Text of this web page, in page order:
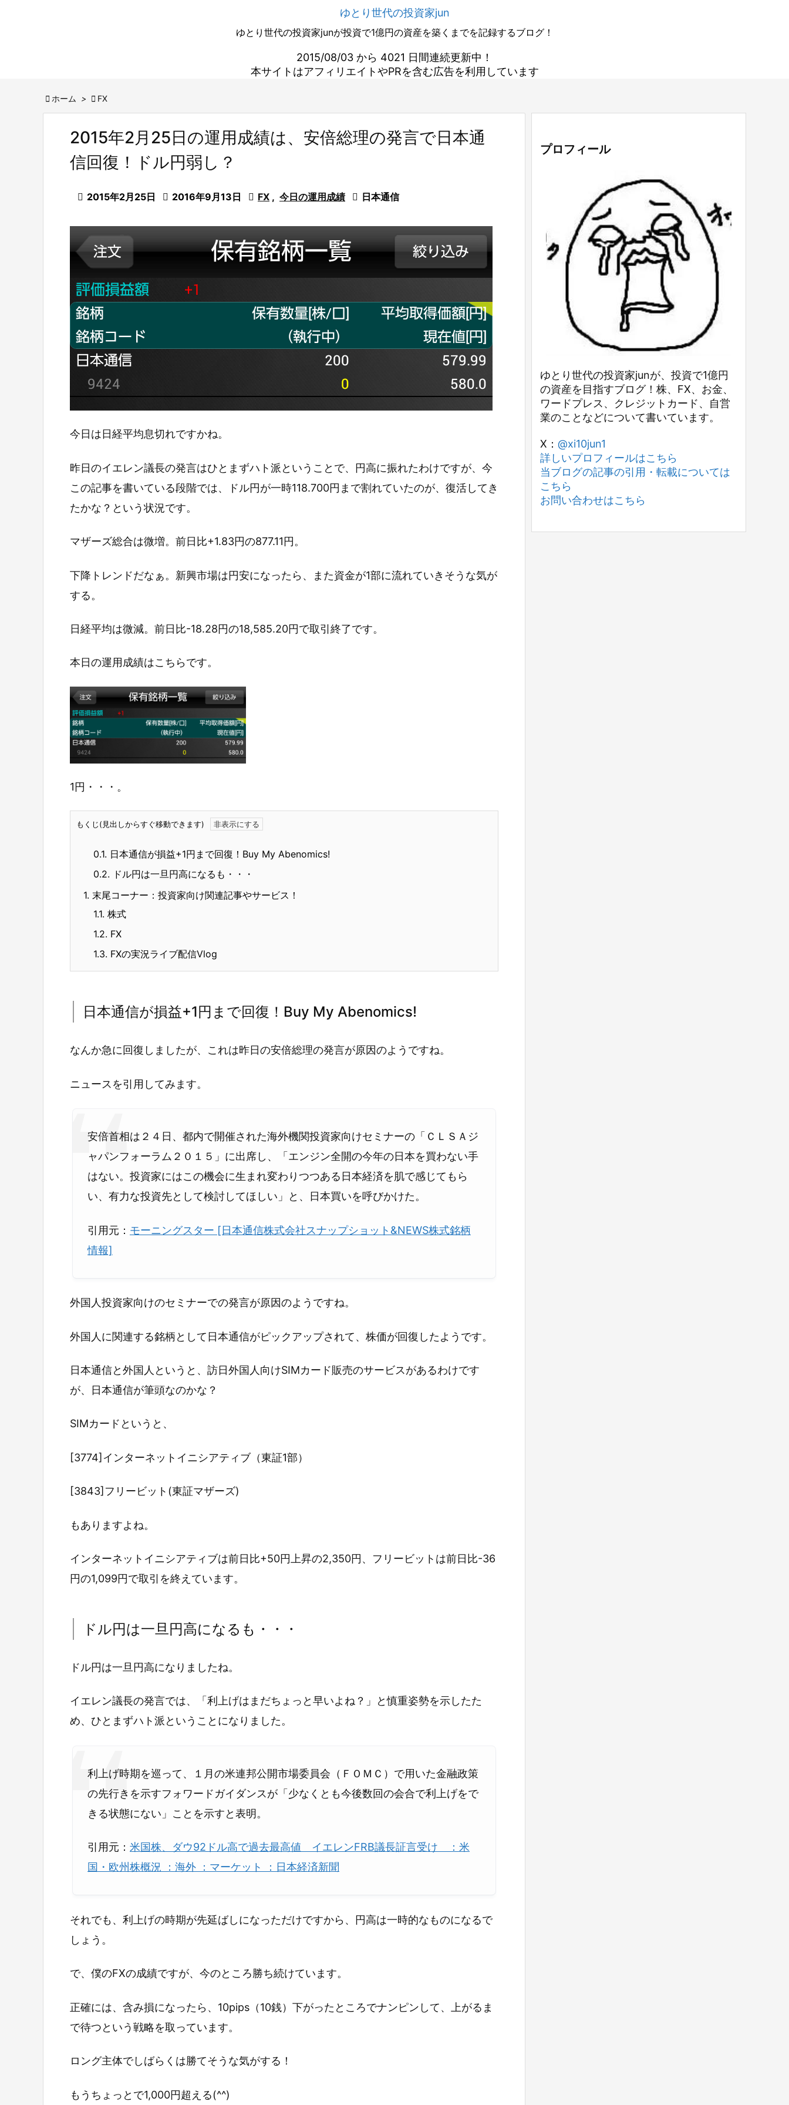
ゆとり世代の投資家jun
ゆとり世代の投資家junが投資で1億円の資産を築くまでを記録するブログ！
2015/08/03 から 4021 日間連続更新中！
本サイトはアフィリエイトやPRを含む広告を利用しています
 ホーム >  FX
2015年2月25日の運用成績は、安倍総理の発言で日本通
信回復！ドル円弱し？
 2015年2月25日  2016年9月13日  FX , 今日の運用成績  日本通信
今日は日経平均息切れですかね。
昨日のイエレン議長の発言はひとまずハト派ということで、円高に振れたわけですが、今
この記事を書いている段階では、ドル円が一時118.700円まで割れていたのが、復活してき
たかな？という状況です。
マザーズ総合は微増。前日比+1.83円の877.11円。
下降トレンドだなぁ。新興市場は円安になったら、また資金が1部に流れていきそうな気が
する。
日経平均は微減。前日比-18.28円の18,585.20円で取引終了です。
本日の運用成績はこちらです。
1円・・・。
もくじ(見出しからすぐ移動できます)
0.1. 日本通信が損益+1円まで回復！Buy My Abenomics!
0.2. ドル円は一旦円高になるも・・・
1. 末尾コーナー：投資家向け関連記事やサービス！
1.1. 株式
1.2. FX
1.3. FXの実況ライブ配信Vlog
日本通信が損益+1円まで回復！Buy My Abenomics!
なんか急に回復しましたが、これは昨日の安倍総理の発言が原因のようですね。
ニュースを引用してみます。
安倍首相は２４日、都内で開催された海外機関投資家向けセミナーの「ＣＬＳＡジ
ャパンフォーラム２０１５」に出席し、「エンジン全開の今年の日本を買わない手
はない。投資家にはこの機会に生まれ変わりつつある日本経済を肌で感じてもら
い、有力な投資先として検討してほしい」と、日本買いを呼びかけた。
引用元： モーニングスター [日本通信株式会社スナップショット&NEWS株式銘柄
情報]
外国人投資家向けのセミナーでの発言が原因のようですね。
外国人に関連する銘柄として日本通信がピックアップされて、株価が回復したようです。
日本通信と外国人というと、訪日外国人向けSIMカード販売のサービスがあるわけです
が、日本通信が筆頭なのかな？
SIMカードというと、
[3774]インターネットイニシアティブ（東証1部）
[3843]フリービット(東証マザーズ)
もありますよね。
インターネットイニシアティブは前日比+50円上昇の2,350円、フリービットは前日比-36
円の1,099円で取引を終えています。
ドル円は一旦円高になるも・・・
ドル円は一旦円高になりましたね。
イエレン議長の発言では、「利上げはまだちょっと早いよね？」と慎重姿勢を示したた
め、ひとまずハト派ということになりました。
利上げ時期を巡って、１月の米連邦公開市場委員会（ＦＯＭＣ）で用いた金融政策
の先行きを示すフォワードガイダンスが「少なくとも今後数回の会合で利上げをで
きる状態にない」ことを示すと表明。
引用元： 米国株、ダウ92ドル高で過去最高値 イエレンFRB議長証言受け ：米
国・欧州株概況 ：海外 ：マーケット ：日本経済新聞
それでも、利上げの時期が先延ばしになっただけですから、円高は一時的なものになるで
しょう。
で、僕のFXの成績ですが、今のところ勝ち続けています。
正確には、含み損になったら、10pips（10銭）下がったところでナンピンして、上がるま
で待つという戦略を取っています。
ロング主体でしばらくは勝てそうな気がする！
もうちょっとで1,000円超える(^^)
プロフィール
ゆとり世代の投資家junが、投資で1億円
の資産を目指すブログ！株、FX、お金、
ワードプレス、クレジットカード、自営
業のことなどについて書いています。
X： @xi10jun1
詳しいプロフィールはこちら
当ブログの記事の引用・転載については
こちら
お問い合わせはこちら